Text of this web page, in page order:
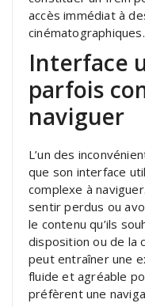
accès immédiat à
cinématographiques.
Interface
parfois
naviguer
L’un des
que son interface
complexe à
sentir perdus ou
le contenu qu’ils
disposition ou de la
peut entraîner une
fluide et agréable
préfèrent une